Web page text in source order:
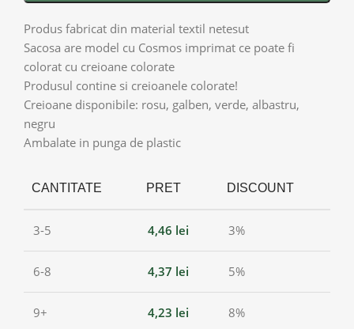
Produs fabricat din material textil netesut
Sacosa are model cu Cosmos imprimat ce poate fi
colorat cu creioane colorate
Produsul contine si creioanele colorate!
Creioane disponibile: rosu, galben, verde, albastru,
negru
Ambalate in punga de plastic
CANTITATE PRET DISCOUNT
3-5 4,46 lei 3%
6-8 4,37 lei 5%
9+ 4,23 lei 8%